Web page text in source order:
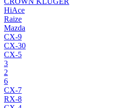
HiAce
Raize
Mazda
CX-9
CX-30
CX-5
3
2
6
CX-7
RX-8